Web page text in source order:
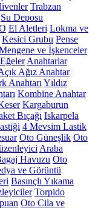
Trabzan
Su Deposu
El Aletleri Lokma ve
Kesici Grubu Pense
ve İşkenceler
Anahtarlar
Ağız Anahtar
Anahtarı Yıldız
Kombine Anahtar
Kargaburun
Bıçağı Iskarpela
4 Mevsim Lastik
Oto Güneşlik Oto
Araba
Havuzu Oto
ve Görüntü
Basınçlı Yıkama
Torpido
Oto Cila ve